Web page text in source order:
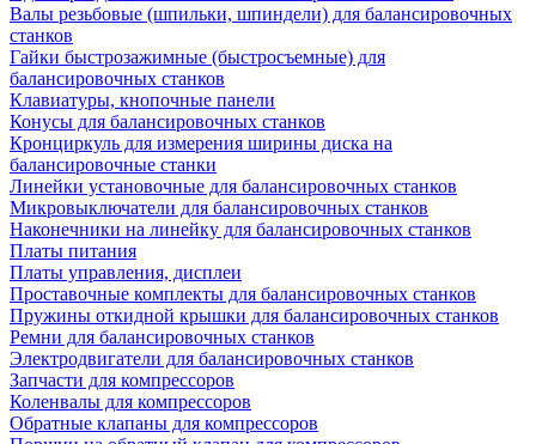
Валы резьбовые (шпильки, шпиндели) для балансировочных
станков
Гайки быстрозажимные (быстросъемные) для
балансировочных станков
Клавиатуры, кнопочные панели
Конусы для балансировочных станков
Кронциркуль для измерения ширины диска на
балансировочные станки
Линейки установочные для балансировочных станков
Микровыключатели для балансировочных станков
Наконечники на линейку для балансировочных станков
Платы питания
Платы управления, дисплеи
Проставочные комплекты для балансировочных станков
Пружины откидной крышки для балансировочных станков
Ремни для балансировочных станков
Электродвигатели для балансировочных станков
Запчасти для компрессоров
Коленвалы для компрессоров
Обратные клапаны для компрессоров